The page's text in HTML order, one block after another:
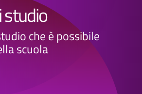
studio
che è possibile
scuola